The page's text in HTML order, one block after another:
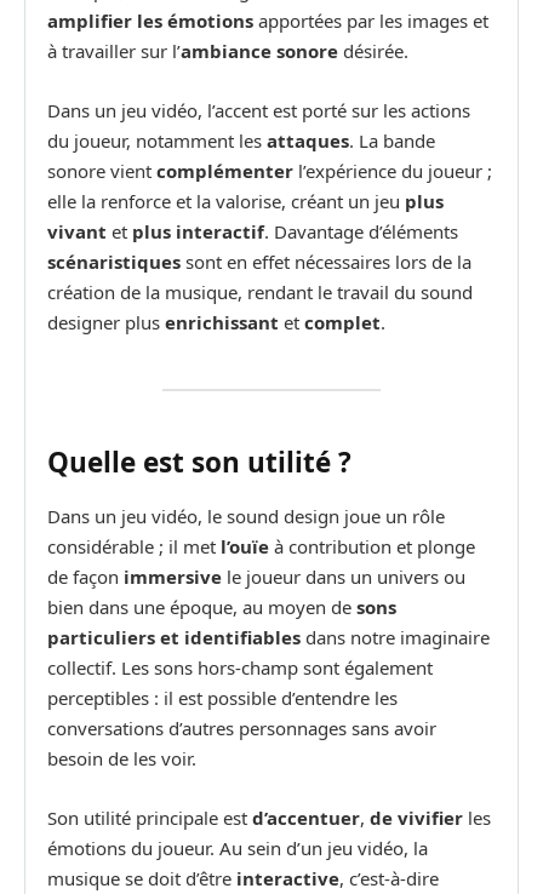
amplifier les émotions apportées par les images et
à travailler sur l’ambiance sonore désirée.
Dans un jeu vidéo, l’accent est porté sur les actions
du joueur, notamment les attaques. La bande
sonore vient complémenter l’expérience du joueur ;
elle la renforce et la valorise, créant un jeu plus
vivant et plus interactif. Davantage d’éléments
scénaristiques sont en effet nécessaires lors de la
création de la musique, rendant le travail du sound
designer plus enrichissant et complet.
Quelle est son utilité ?
Dans un jeu vidéo, le sound design joue un rôle
considérable ; il met l’ouïe à contribution et plonge
de façon immersive le joueur dans un univers ou
bien dans une époque, au moyen de sons
particuliers et identifiables dans notre imaginaire
collectif. Les sons hors‑champ sont également
perceptibles : il est possible d’entendre les
conversations d’autres personnages sans avoir
besoin de les voir.
Son utilité principale est d’accentuer, de vivifier les
émotions du joueur. Au sein d’un jeu vidéo, la
musique se doit d’être interactive, c’est-à-dire